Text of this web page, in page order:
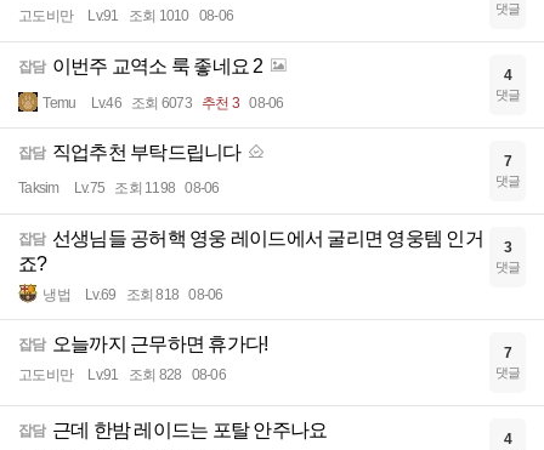
고도비만 Lv.91 조회 1010 08-06 댓글
잡담 이번주 교역소 룩 좋네요 2
Temu Lv.46 조회 6073 추천 3 08-06
4
댓글
잡담 직업추천 부탁드립니다
Taksim Lv.75 조회 1198 08-06
7
댓글
잡담 선생님들 공허핵 영웅 레이드에서 굴리면 영웅템 인거
죠?
냉법 Lv.69 조회 818 08-06
3
댓글
잡담 오늘까지 근무하면 휴가다!
고도비만 Lv.91 조회 828 08-06
7
댓글
잡담 근데 한밤 레이드는 포탈 안주나요 4